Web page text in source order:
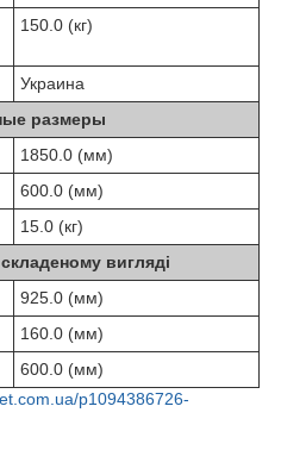
150.0 (кг)
Украина
размеры
1850.0 (мм)
600.0 (мм)
15.0 (кг)
вигляді
925.0 (мм)
160.0 (мм)
600.0 (мм)
p1094386726-